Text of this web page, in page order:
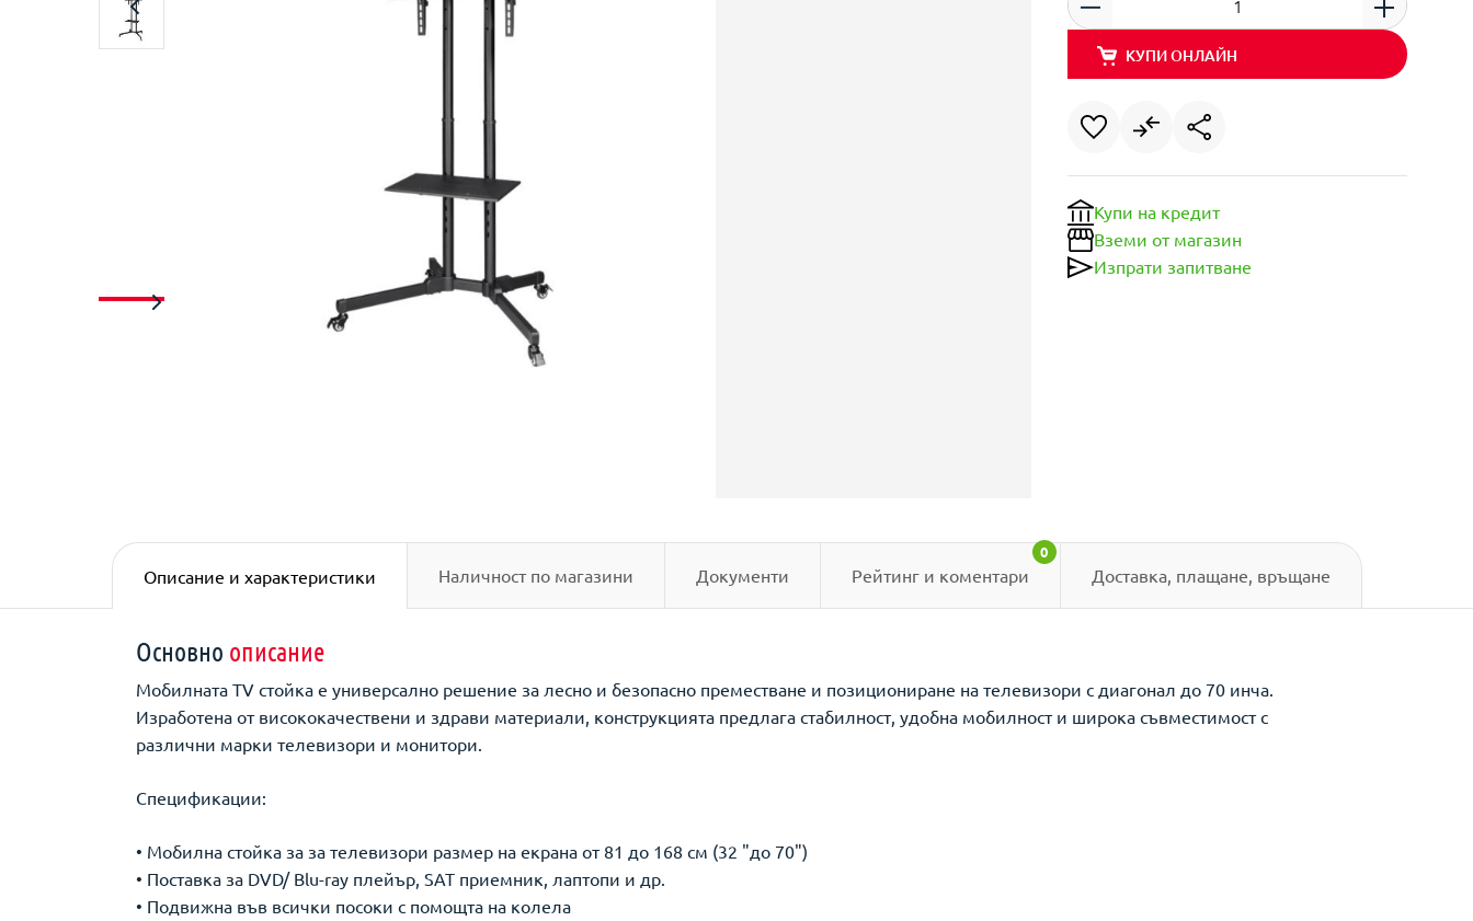
КУПИ ОНЛАЙН
Купи на кредит
Вземи от магазин
Изпрати запитване
Описание и характеристики Наличност по магазини Документи Рейтинг и коментари
0
Доставка, плащане, връщане
Основно описание
Мобилната TV стойка е универсално решение за лесно и безопасно преместване и позициониране на телевизори с диагонал до 70 инча.
Изработена от висококачествени и здрави материали, конструкцията предлага стабилност, удобна мобилност и широка съвместимост с
различни марки телевизори и монитори.
Спецификации:
• Мобилна стойка за за телевизори размер на екрана от 81 до 168 см (32 "до 70")
• Поставка за DVD/ Blu-ray плейър, SAT приемник, лаптопи и др.
• Подвижна във всички посоки с помощта на колела